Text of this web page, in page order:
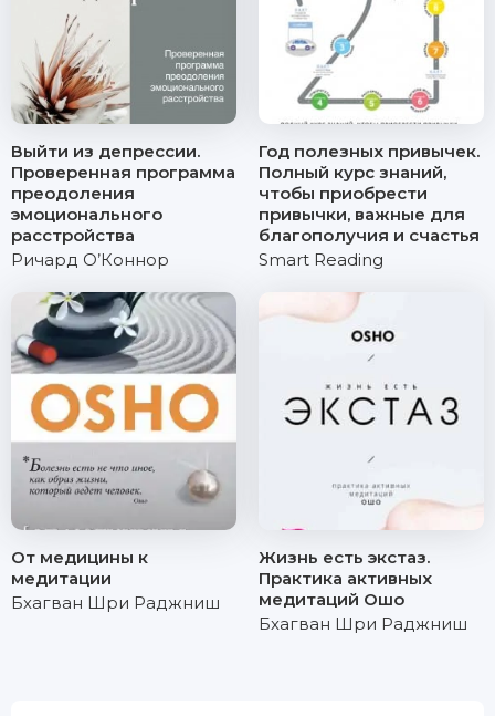
Выйти из депрессии.
Проверенная программа
преодоления
эмоционального
расстройства
Ричард О’Коннор
Год полезных привычек.
Полный курс знаний,
чтобы приобрести
привычки, важные для
благополучия и счастья
Smart Reading
От медицины к
медитации
Бхагван Шри Раджниш
Жизнь есть экстаз.
Практика активных
медитаций Ошо
Бхагван Шри Раджниш